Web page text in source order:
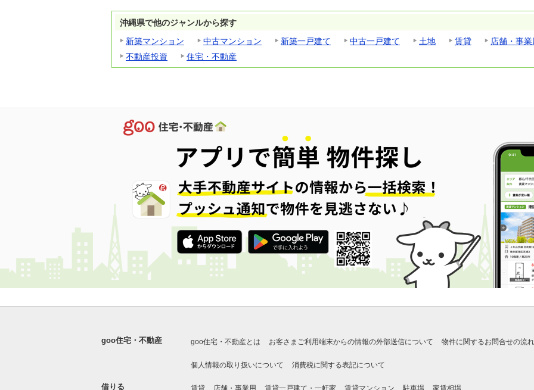
沖縄県で他のジャンルから探す
新築マンション
中古マンション 新築一戸建て 中古一戸建て 土地 賃貸
店舗・事業
不動産投資
住宅・不動産
goo住宅・不動産 goo住宅・不動産とは お客さまご利用端末からの情報の外部送信について 物件に関するお問合せの流れ
個人情報の取り扱いについて 消費税に関する表記について
借りる 賃貸 店舗・事業用 賃貸一戸建て・一軒家 賃貸マンション 駐車場 家賃相場